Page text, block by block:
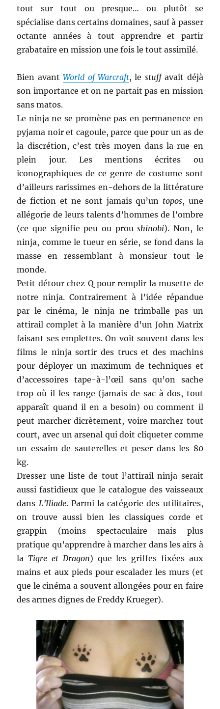
tout sur tout ou presque… ou plutôt se
spécialise dans certains domaines, sauf à passer
octante années à tout apprendre et partir
grabataire en mission une fois le tout assimilé.
Bien avantWorld of Warcraft, le stuffavait déjà
son importance et on ne partait pas en mission
sans matos.
Le ninja ne se promène pas en permanence en
pyjama noir et cagoule, parce que pour un as de
la discrétion, c’est très moyen dans la rue en
plein jour. Les mentions écrites ou
iconographiques de ce genre de costume sont
d’ailleurs rarissimes en-dehors de la littérature
de fiction et ne sont jamais qu’un topos, une
allégorie de leurs talents d’hommes de l’ombre
(ce que signifie peu ou proushinobi). Non, le
ninja, comme le tueur en série, se fond dans la
masse en ressemblant à monsieur tout le
monde.
Petit détour chez Q pour remplir la musette de
notre ninja. Contrairement à l’idée répandue
par le cinéma, le ninja ne trimballe pas un
attirail complet à la manière d’un John Matrix
faisant ses emplettes. On voit souvent dans les
films le ninja sortir des trucs et des machins
pour déployer un maximum de techniques et
d’accessoires tape-à-l’œil sans qu’on sache
trop où il les range (jamais de sac à dos, tout
apparaît quand il en a besoin) ou comment il
peut marcher dicrètement, voire marcher tout
court, avec un arsenal qui doit cliqueter comme
un essaim de sauterelles et peser dans les 80
kg.
Dresser une liste de tout l’attirail ninja serait
aussi fastidieux que le catalogue des vaisseaux
dans L’Iliade. Parmi la catégorie des utilitaires,
on trouve aussi bien les classiques corde et
grappin (moins spectaculaire mais plus
pratique qu’apprendre à marcher dans les airs à
laTigre et Dragon) que les griffes fixées aux
mains et aux pieds pour escalader les murs (et
que le cinéma a souvent allongées pour en faire
des armes dignes de Freddy Krueger).